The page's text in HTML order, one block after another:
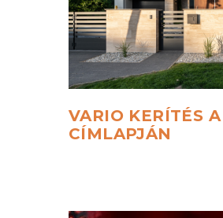
VARIO KERÍTÉS A
CÍMLAPJÁN